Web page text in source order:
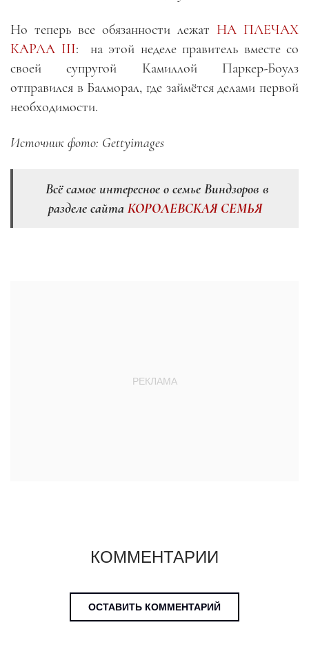
Но теперь все обязанности лежат НА ПЛЕЧАХ
КАРЛА III: на этой неделе правитель вместе со
своей супругой Камиллой Паркер-Боулз
отправился в Балморал, где займётся делами первой
необходимости.
Источник фото: Gettyimages
Всё самое интересное о семье Виндзоров в
разделе сайта КОРОЛЕВСКАЯ СЕМЬЯ
КОММЕНТАРИИ
ОСТАВИТЬ КОММЕНТАРИЙ